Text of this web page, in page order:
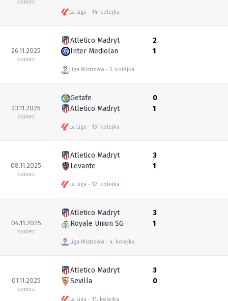
koniec
La Liga 14. kolejka
26.11.2025
koniec
Atletico Madryt
Inter Mediolan
Liga Mistrzów 5. kolejka
2
1
23.11.2025
koniec
Getafe
Atletico Madryt
La Liga 13. kolejka
0
1
08.11.2025
koniec
Atletico Madryt
Levante
La Liga 12. kolejka
3
1
04.11.2025
koniec
Atletico Madryt
Royale Union SG
Liga Mistrzów 4. kolejka
3
1
01.11.2025
koniec
Atletico Madryt
Sevilla
La Liga 11. kolejka
3
0